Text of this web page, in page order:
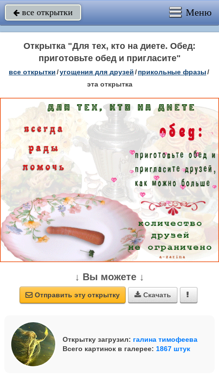
 все открытки Меню
Открытка "Для тех, кто на диете. Обед:
приготовьте обед и пригласите"
все открытки/угощения для друзей/прикольные фразы/
эта открытка
↓ Вы можете ↓
 Отправить эту открытку  Скачать 
Открытку загрузил: галина тимофеева
Всего картинок в галерее: 1867 штук